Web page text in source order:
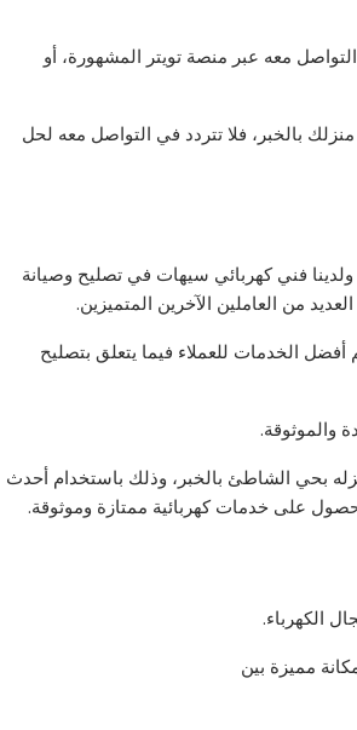
معه عبر منصة تويتر المشهورة، أو
بالخبر، فلا تتردد في التواصل معه لحل
فني كهربائي سيهات في تصليح وصيانة
من العاملين الآخرين المتميزين.
الخدمات للعملاء فيما يتعلق بتصليح
والموثوقة.
بحي الشاطئ بالخبر، وذلك باستخدام أحدث
على خدمات كهربائية ممتازة وموثوقة.
الكهرباء.
مميزة بين